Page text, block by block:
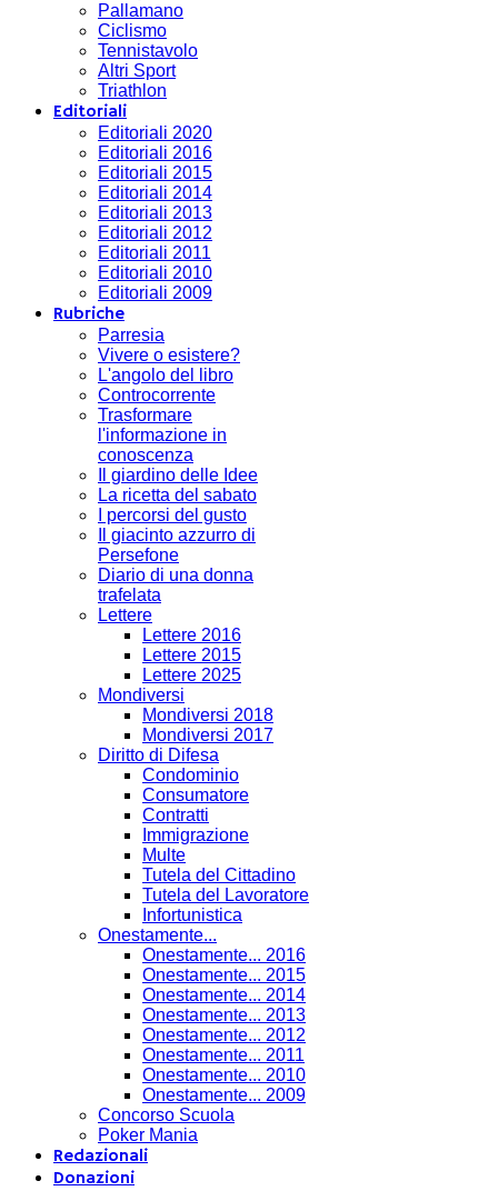
Pallamano
Ciclismo
Tennistavolo
Altri Sport
Triathlon
Editoriali
Editoriali 2020
Editoriali 2016
Editoriali 2015
Editoriali 2014
Editoriali 2013
Editoriali 2012
Editoriali 2011
Editoriali 2010
Editoriali 2009
Rubriche
Parresia
Vivere o esistere?
L'angolo del libro
Controcorrente
Trasformare
l'informazione in
conoscenza
Il giardino delle Idee
La ricetta del sabato
I percorsi del gusto
Il giacinto azzurro di
Persefone
Diario di una donna
trafelata
Lettere
Lettere 2016
Lettere 2015
Lettere 2025
Mondiversi
Mondiversi 2018
Mondiversi 2017
Diritto di Difesa
Condominio
Consumatore
Contratti
Immigrazione
Multe
Tutela del Cittadino
Tutela del Lavoratore
Infortunistica
Onestamente...
Onestamente... 2016
Onestamente... 2015
Onestamente... 2014
Onestamente... 2013
Onestamente... 2012
Onestamente... 2011
Onestamente... 2010
Onestamente... 2009
Concorso Scuola
Poker Mania
Redazionali
Donazioni